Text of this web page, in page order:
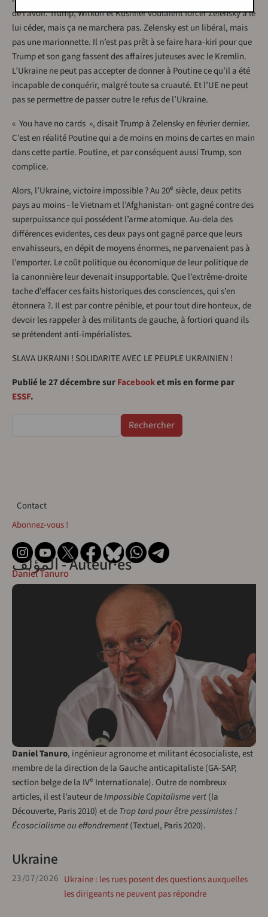
de l’avoir. Trump, Witkoff et Kushner voulaient forcer Zelensky à le
lui céder, mais ça ne marchera pas. Zelensky est un libéral, mais
pas une marionnette. Il n’est pas prêt à se faire hara-kiri pour que
Trump et son gang fassent des affaires juteuses avec le Kremlin.
L’Ukraine ne peut pas accepter de donner à Poutine ce qu’il a été
incapable de conquérir, malgré toute sa cruauté. Et l’UE ne peut
pas se permettre de passer outre le refus de l’Ukraine.
« You have no cards », disait Trump à Zelensky en février dernier.
C’est en réalité Poutine qui a de moins en moins de cartes en main
dans cette partie. Poutine, et par conséquent aussi Trump, son
complice.
Alors, l’Ukraine, victoire impossible ? Au 20e siècle, deux petits
pays au moins - le Vietnam et l’Afghanistan- ont gagné contre des
superpuissance qui possédent l’arme atomique. Au-dela des
différences evidentes, ces deux pays ont gagné parce que leurs
envahisseurs, en dépit de moyens énormes, ne parvenaient pas à
l’emporter. Le coût politique ou économique de leur politique de
la canonnière leur devenait insupportable. Que l’extrême-droite
tache d’effacer ces faits historiques des consciences, qui s’en
étonnera ?. Il est par contre pénible, et pour tout dire honteux, de
devoir les rappeler à des militants de gauche, à fortiori quand ils
se prétendent anti-impérialistes.
SLAVA UKRAINI ! SOLIDARITE AVEC LE PEUPLE UKRAINIEN !
Publié le 27 décembre surFacebooket mis en forme par
ESSF.
Contact
Contact
Abonnez-vous !
المؤلف - Auteur·esDaniel Tanuro
Daniel Tanuro, ingénieur agronome et militant écosocialiste, est
membre de la direction de la Gauche anticapitaliste (GA-SAP,
section belge de la IVe Internationale). Outre de nombreux
articles, il est l’auteur deImpossible Capitalisme vert(la
Découverte, Paris 2010) et deTrop tard pour être pessimistes !
Écosocialisme ou effondrement(Textuel, Paris 2020).
Ukraine
23/07/2026 Ukraine : les rues posent des questions auxquelles
les dirigeants ne peuvent pas répondre